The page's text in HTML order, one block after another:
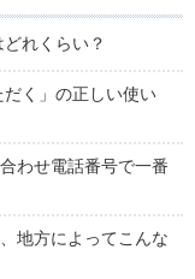
れくらい？
く」の正しい使い
わせ電話番号で一番
地方によってこんな